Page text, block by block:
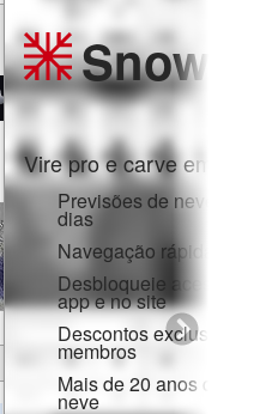
Snow
Vire pro e carve em:
Previsões de neve
dias
Navegação rápida sem
Desbloqueie acesso
app e no site
Descontos exclusivos
membros
Mais de 20 anos de
neve